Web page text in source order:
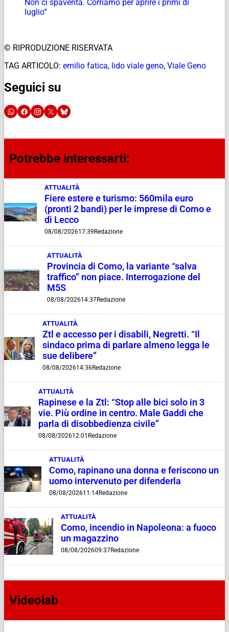
Non ci spaventa. Corriamo per aprire i primi di
luglio”
© RIPRODUZIONE RISERVATA
TAG ARTICOLO: emilio fatica, lido viale geno, Viale Geno
Seguici su
Potrebbe interessarti:
ATTUALITÀ
Fiere estere e turismo: 560mila euro
(pronti 2 bandi) per le imprese di Como e
di Lecco
08/08/202617:39 Redazione
ATTUALITÀ
Provincia di Como, la variante “salva
traffico” non piace. Interrogazione del
M5S
08/08/202614:37Redazione
ATTUALITÀ
Ztl e accesso per i disabili, Negretti. “Il
sindaco prima di parlare almeno legga le
sue delibere”
08/08/202614:36Redazione
ATTUALITÀ
Rapinese e la Ztl: “Stop alle bici solo in 3
vie. Più ordine in centro. Male Gaddi che
parla di disobbedienza civile”
08/08/202612:01 Redazione
ATTUALITÀ
Como, rapinano una donna e feriscono un
uomo intervenuto per difenderla
08/08/202611:14Redazione
ATTUALITÀ
Como, incendio in Napoleona: a fuoco
un magazzino
08/08/202609:37Redazione
Videolab